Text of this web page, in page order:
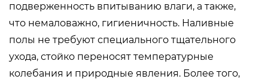
подверженность впитыванию влаги, а также,
что немаловажно, гигиеничность. Наливные
полы не требуют специального тщательного
ухода, стойко переносят температурные
колебания и природные явления. Более того,